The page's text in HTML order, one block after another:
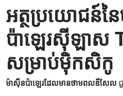
អត្ថប្រយោជន៍ន
ប៉ាឡេរស៊ីឡាស
សម្រាប់ម៉ិកសិកូ
ម៉ាស៊ីនប៉ាឡេរដែលមានថាមពលឌីសែល